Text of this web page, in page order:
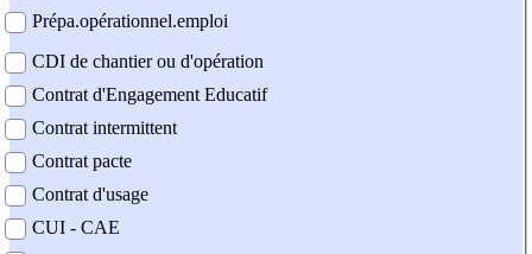
Prépa.opérationnel.emploi
CDI de chantier ou d'opération
Contrat d'Engagement Educatif
Contrat intermittent
Contrat pacte
Contrat d'usage
CUI - CAE